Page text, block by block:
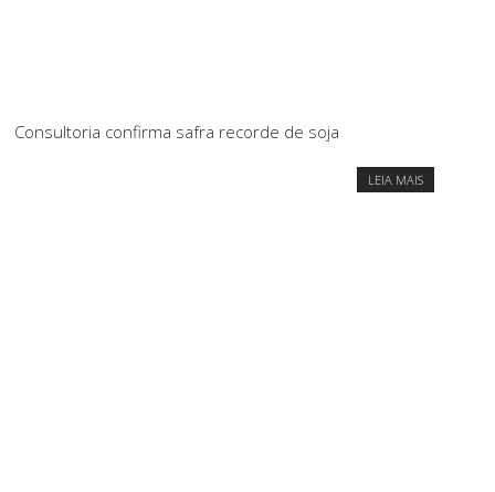
Consultoria confirma safra recorde de soja
LEIA MAIS